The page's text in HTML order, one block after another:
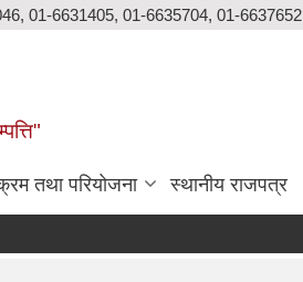
01-6631405, 01-6635704, 01-6637652
तथा परियोजना स्थानीय राजपत्र